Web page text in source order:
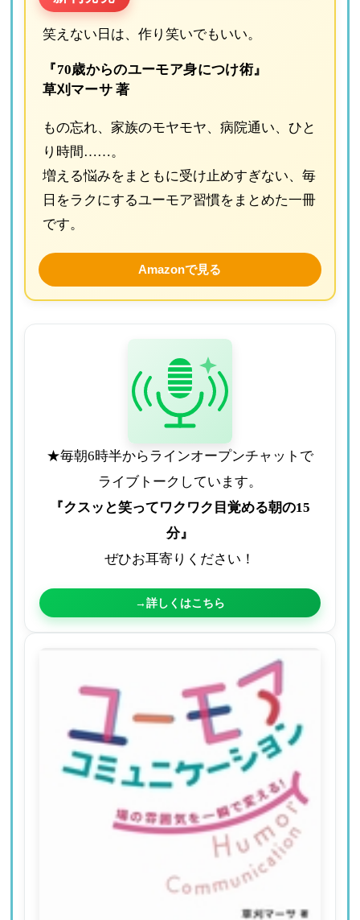
笑えない日は、作り笑いでもいい。
『70歳からのユーモア身につけ術』
草刈マーサ 著
もの忘れ、家族のモヤモヤ、病院通い、ひと
り時間……。
増える悩みをまともに受け止めすぎない、毎
日をラクにするユーモア習慣をまとめた一冊
です。
Amazonで見る
★毎朝6時半からラインオープンチャットで
ライブトークしています。
『クスッと笑ってワクワク目覚める朝の15
分』
ぜひお耳寄りください！
→詳しくはこちら